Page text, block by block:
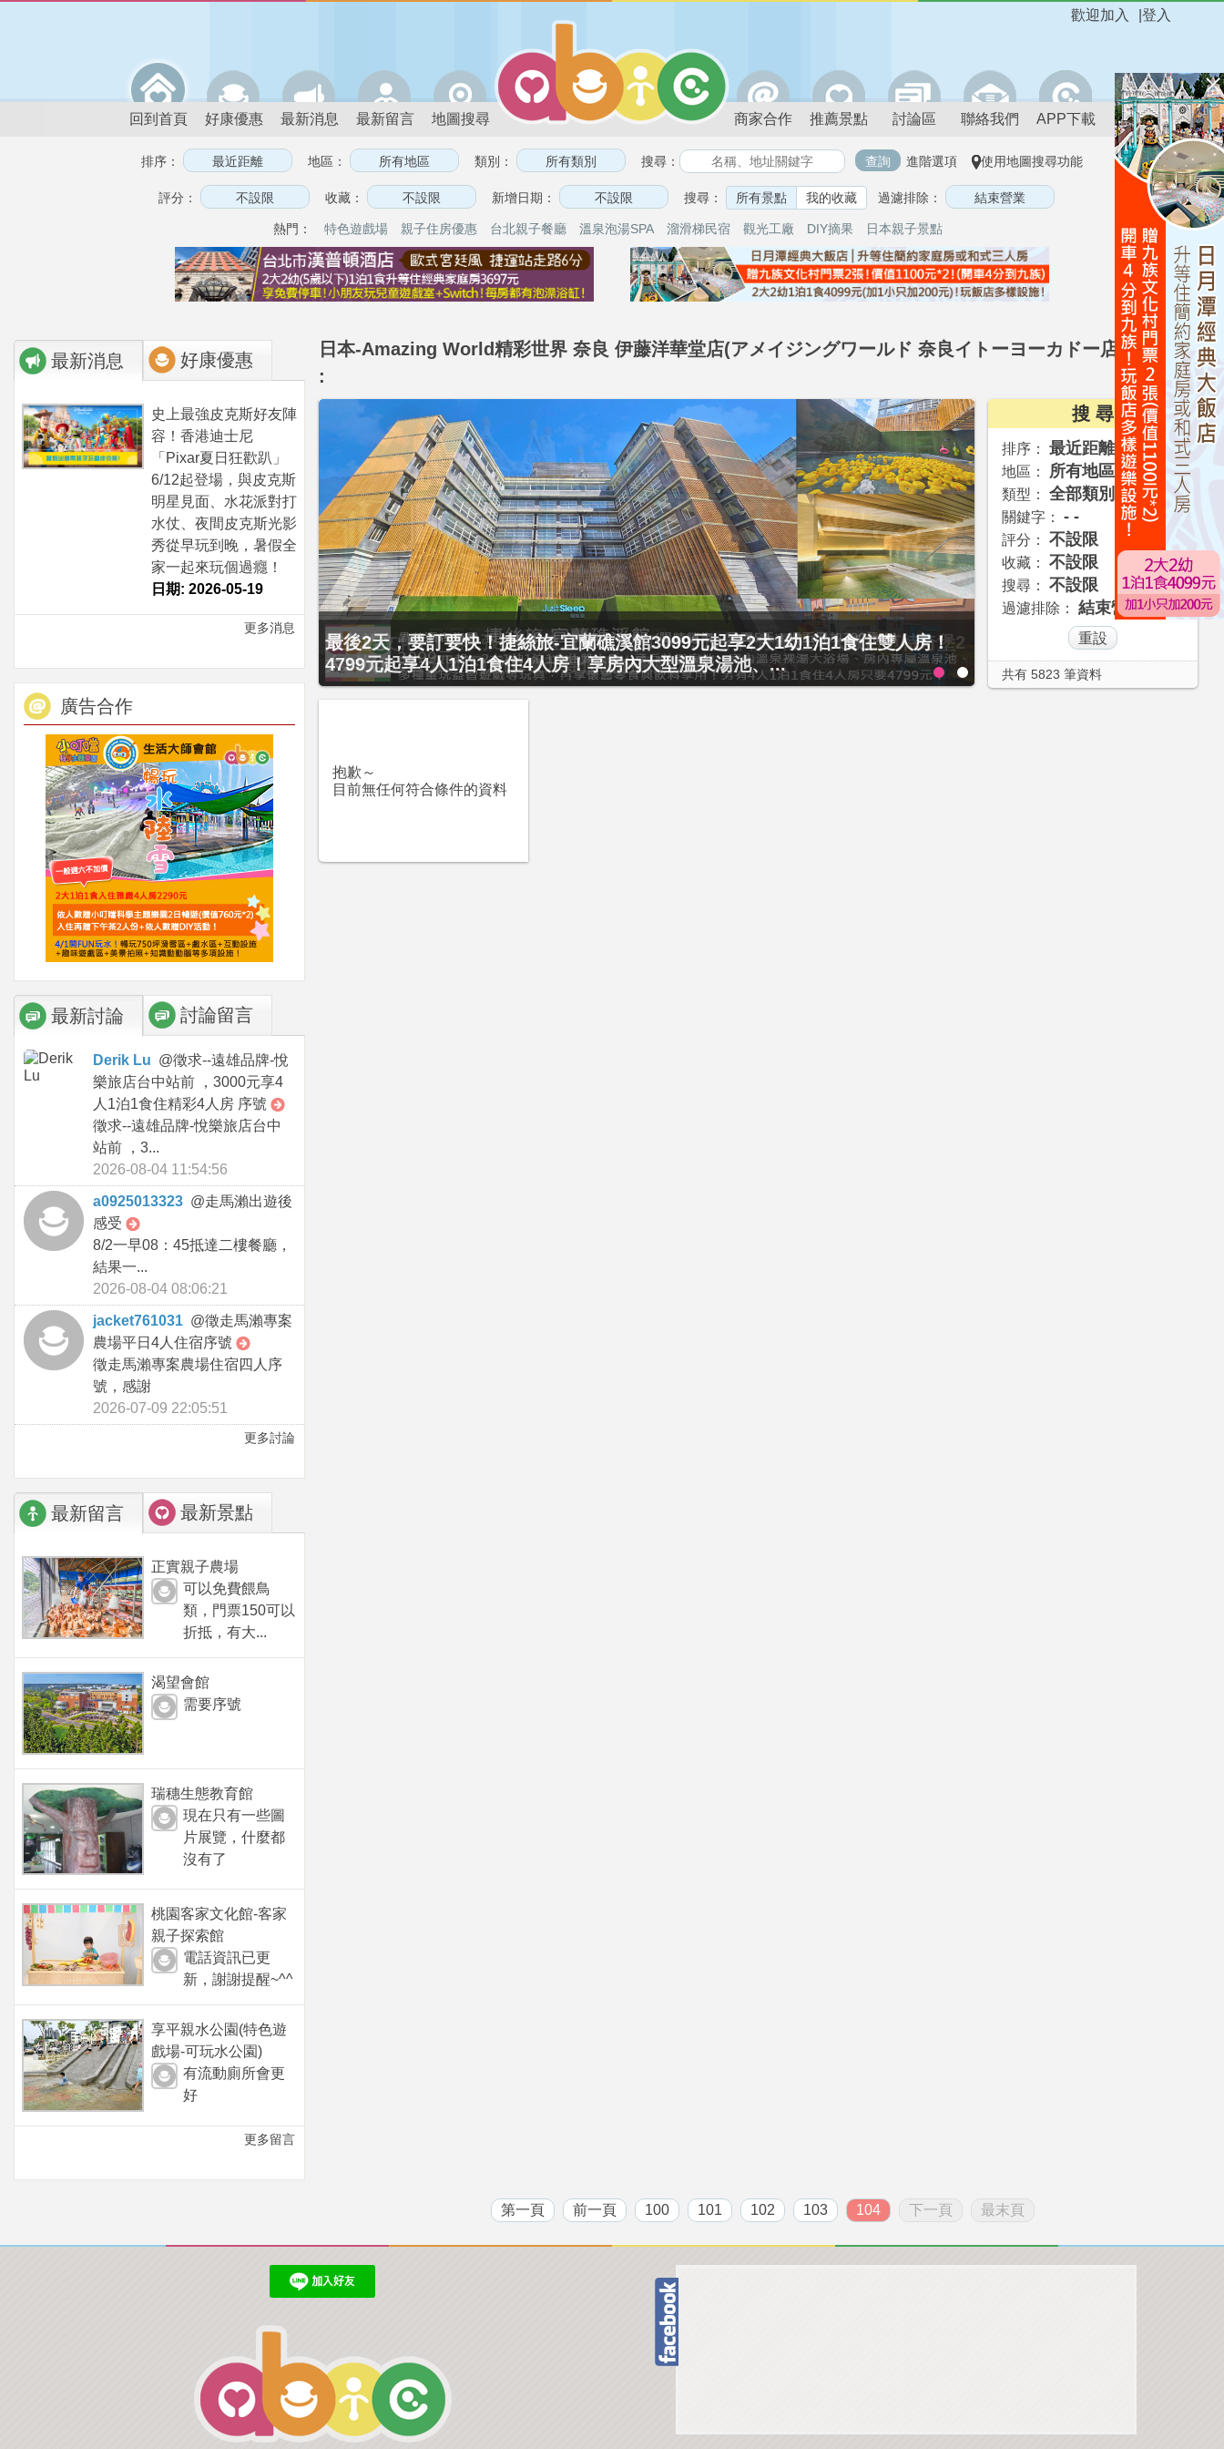
登入
歡迎加入
回到首頁 好康優惠 最新消息 最新留言 地圖搜尋 商家合作 推薦景點 討論區 聯絡我們 APP下載
排序： 地區： 類別： 搜尋： 進階選項 使用地圖搜尋功能
評分： 收藏： 新增日期： 搜尋： 所有景點 我的收藏 過濾排除：
熱門： 特色遊戲場 親子住房優惠 台北親子餐廳 溫泉泡湯SPA 溜滑梯民宿 觀光工廠 DIY摘果 日本親子景點
最新消息 好康優惠
史上最強皮克斯好友陣
容！香港迪士尼
「Pixar夏日狂歡趴」
6/12起登場，與皮克斯
明星見面、水花派對打
水仗、夜間皮克斯光影
秀從早玩到晚，暑假全
家一起來玩個過癮！
日期: 2026-05-19
更多消息
廣告合作
最新討論 討論留言
Derik Lu @徵求--遠雄品牌-悅
樂旅店台中站前 ，3000元享4
人1泊1食住精彩4人房 序號
徵求--遠雄品牌-悅樂旅店台中
站前 ，3...
2026-08-04 11:54:56
a0925013323 @走馬瀨出遊後
感受
8/2一早08：45抵達二樓餐廳，
結果一...
2026-08-04 08:06:21
jacket761031 @徵走馬瀨專案
農場平日4人住宿序號
徵走馬瀨專案農場住宿四人序
號，感謝
2026-07-09 22:05:51
更多討論
最新留言 最新景點
正實親子農場
可以免費餵鳥
類，門票150可以
折抵，有大...
渴望會館
需要序號
瑞穗生態教育館
現在只有一些圖
片展覽，什麼都
沒有了
桃園客家文化館-客家
親子探索館
電話資訊已更
新，謝謝提醒~^^
享平親水公園(特色遊
戲場-可玩水公園)
有流動廁所會更
好
更多留言
日本-Amazing World精彩世界 奈良 伊藤洋華堂店(アメイジングワールド 奈良イトーヨーカドー店)的附近景點
:
最後2天，要訂要快！捷絲旅-宜蘭礁溪館3099元起享2大1幼1泊1食住雙人房！
4799元起享4人1泊1食住4人房！享房內大型溫泉湯池、...
贈九族文化村門票2張(總價
大2幼(115公分以下)1泊1食
搜 尋
排序： 最近距離
地區： 所有地區
類型： 全部類別
關鍵字： - -
評分： 不設限
收藏： 不設限
搜尋： 不設限
過濾排除： 結束營業
共有 5823 筆資料
抱歉～
目前無任何符合條件的資料
第一頁 前一頁 100 101 102 103 104 下一頁 最末頁